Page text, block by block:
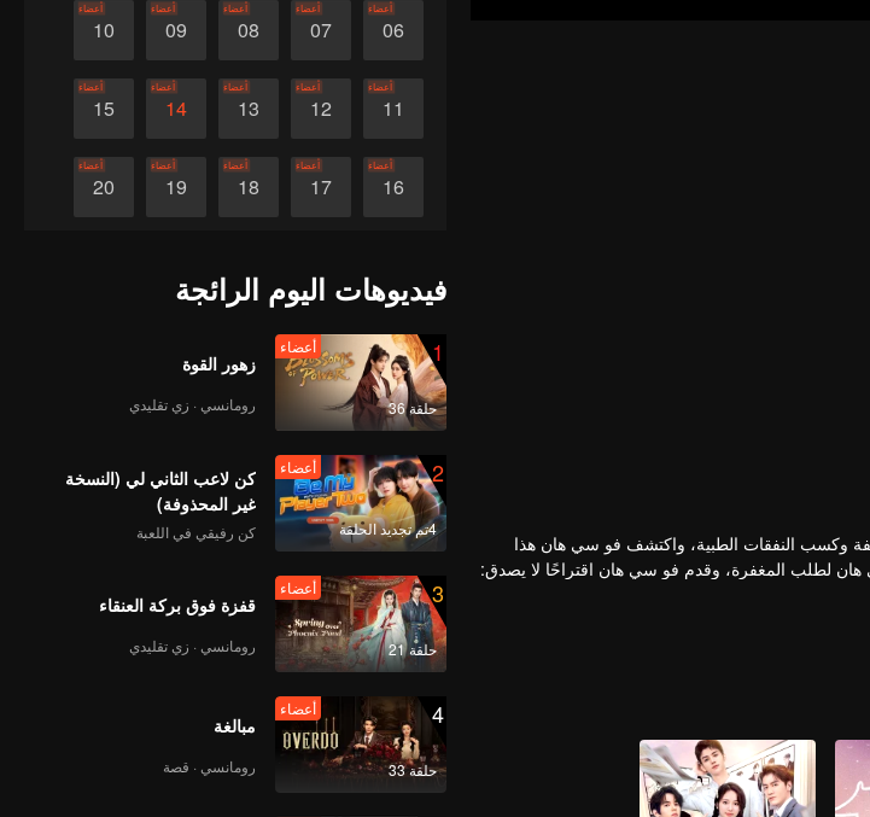
06
أعضاء
07
أعضاء
08
أعضاء
09
أعضاء
10
أعضاء
11
أعضاء
12
أعضاء
13
أعضاء
14
أعضاء
15
أعضاء
16
أعضاء
17
أعضاء
18
أعضاء
19
أعضاء
20
أعضاء
26
27
وكسب النفقات الطبية، واكتشف فو سي هان هذا
لطلب المغفرة، وقدم فو سي هان اقتراحًا لا يصدق:
فيديوهات اليوم الرائجة
1
حلقة 36
أعضاء
زهور القوة
رومانسي · زي تقليدي
2
4تم تجديد الحلقة
أعضاء
كن لاعب الثاني لي (النسخة
غير المحذوفة)
كن رفيقي في اللعبة
3
حلقة 21
أعضاء
قفزة فوق بركة العنقاء
رومانسي · زي تقليدي
4
حلقة 33
أعضاء
مبالغة
رومانسي · قصة